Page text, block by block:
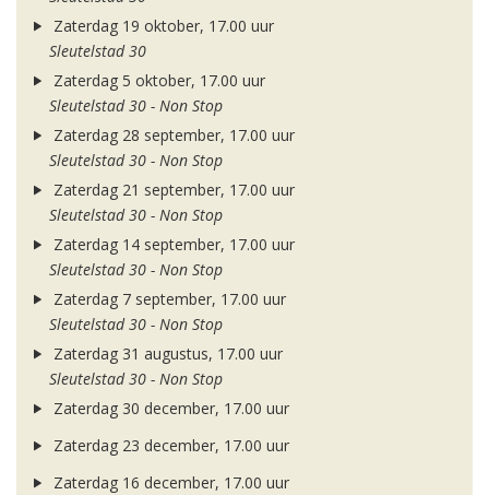
Zaterdag 19 oktober, 17.00 uur
Sleutelstad 30
Zaterdag 5 oktober, 17.00 uur
Sleutelstad 30 - Non Stop
Zaterdag 28 september, 17.00 uur
Sleutelstad 30 - Non Stop
Zaterdag 21 september, 17.00 uur
Sleutelstad 30 - Non Stop
Zaterdag 14 september, 17.00 uur
Sleutelstad 30 - Non Stop
Zaterdag 7 september, 17.00 uur
Sleutelstad 30 - Non Stop
Zaterdag 31 augustus, 17.00 uur
Sleutelstad 30 - Non Stop
Zaterdag 30 december, 17.00 uur
Zaterdag 23 december, 17.00 uur
Zaterdag 16 december, 17.00 uur